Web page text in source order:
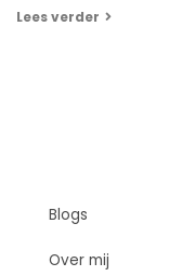
Lees verder
Blogs
Over mij